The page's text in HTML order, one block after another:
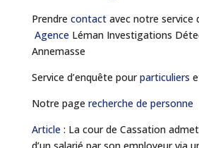
Prendre contactavec notre service
Agence Léman Investigations
Annemasse
Service d’enquête pourparticuliers
Notre page recherche de personne
Article : La cour de Cassation